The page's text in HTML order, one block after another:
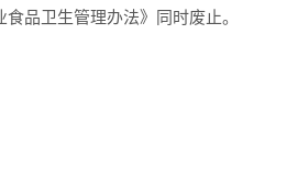
品卫生管理办法》同时废止。